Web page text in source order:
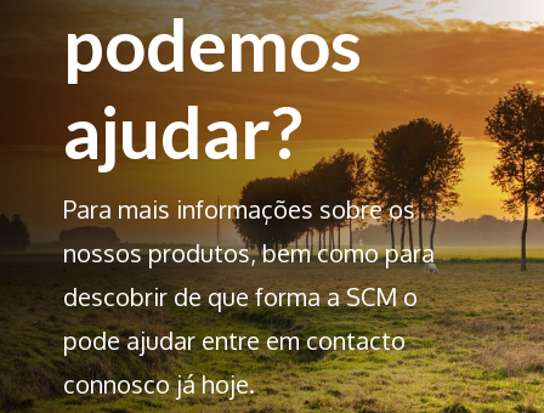
podemos
ajudar?
Para mais informações sobre os
nossos produtos, bem como para
descobrir de que forma a SCM o
pode ajudar entre em contacto
connosco já hoje.